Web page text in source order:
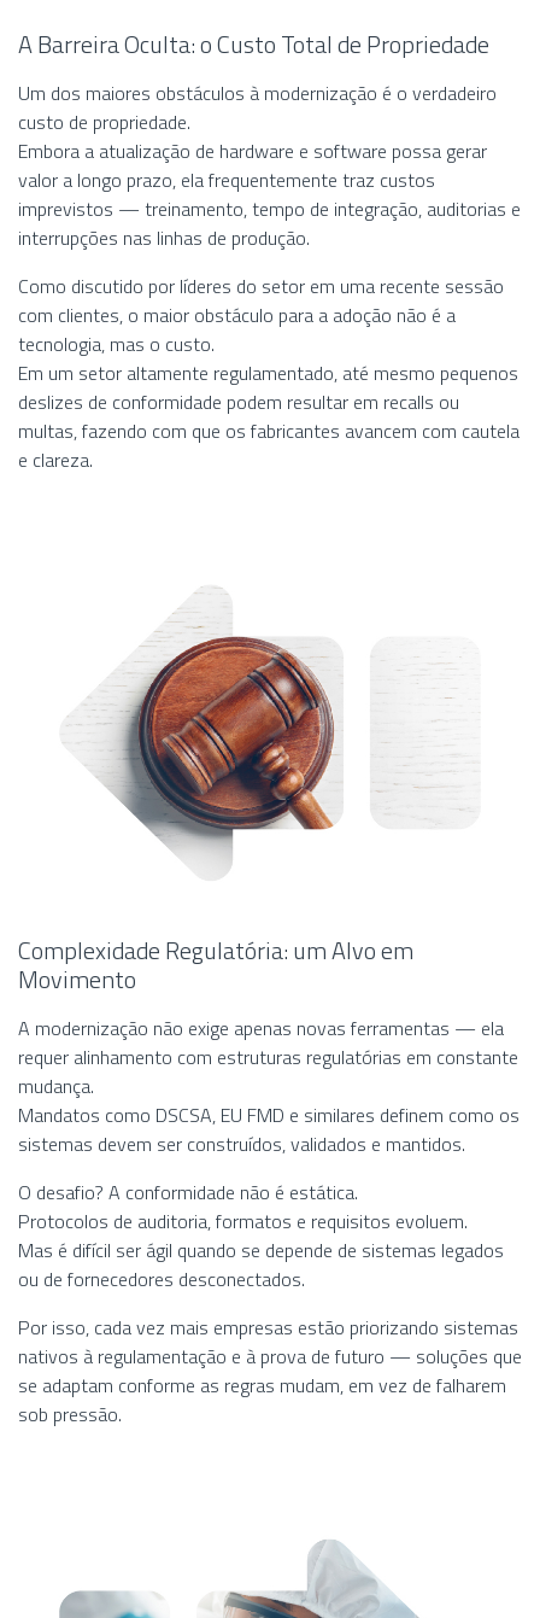
A Barreira Oculta: o Custo Total de Propriedade
Um dos maiores obstáculos à modernização é o verdadeiro
custo de propriedade.
Embora a atualização de hardware e software possa gerar
valor a longo prazo, ela frequentemente traz custos
imprevistos — treinamento, tempo de integração, auditorias e
interrupções nas linhas de produção.
Como discutido por líderes do setor em uma recente sessão
com clientes, o maior obstáculo para a adoção não é a
tecnologia, mas o custo.
Em um setor altamente regulamentado, até mesmo pequenos
deslizes de conformidade podem resultar em recalls ou
multas, fazendo com que os fabricantes avancem com cautela
e clareza.
Complexidade Regulatória: um Alvo em
Movimento
A modernização não exige apenas novas ferramentas — ela
requer alinhamento com estruturas regulatórias em constante
mudança.
Mandatos como DSCSA, EU FMD e similares definem como os
sistemas devem ser construídos, validados e mantidos.
O desafio? A conformidade não é estática.
Protocolos de auditoria, formatos e requisitos evoluem.
Mas é difícil ser ágil quando se depende de sistemas legados
ou de fornecedores desconectados.
Por isso, cada vez mais empresas estão priorizando sistemas
nativos à regulamentação e à prova de futuro — soluções que
se adaptam conforme as regras mudam, em vez de falharem
sob pressão.